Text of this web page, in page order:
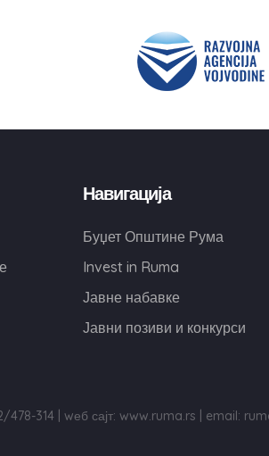
Навигација
Буџет Општине Рума
Invest in Ruma
Јавне набавке
Јавни позиви и конкурси
314 | wеб сајт: www.ruma.rs | email: